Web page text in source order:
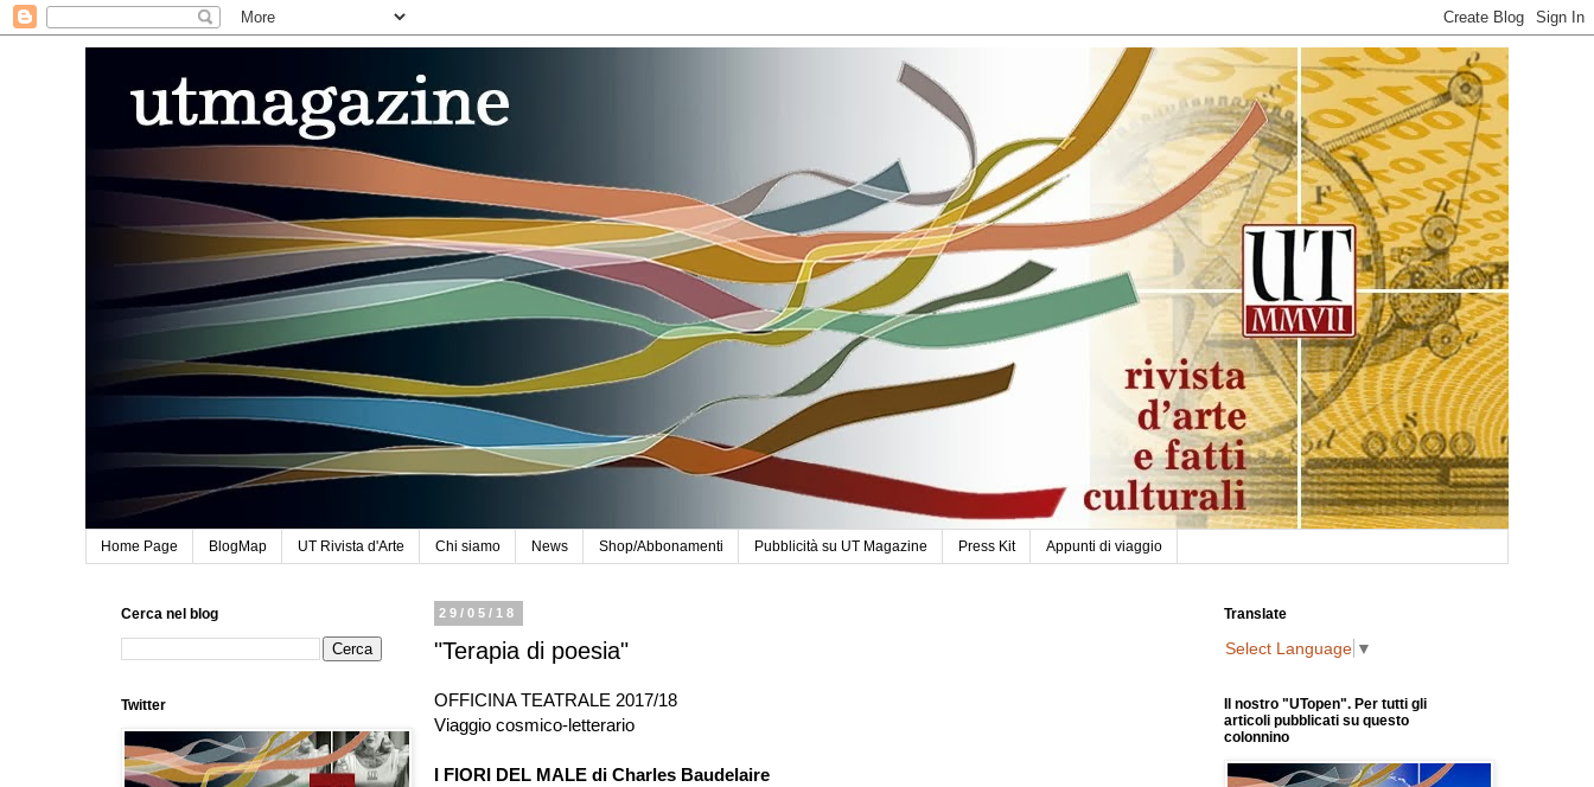
Home Page BlogMap UT Rivista d'Arte Chi siamo News Shop/Abbonamenti Pubblicità su UT Magazine Press Kit Appunti di viaggio
29/05/18
"Terapia di poesia"
OFFICINA TEATRALE 2017/18
Viaggio cosmico-letterario
I FIORI DEL MALE di Charles Baudelaire
Cerca nel blog
Twitter
Translate
Select Language ▼
Il nostro "UTopen". Per tutti gli
articoli pubblicati su questo
colonnino